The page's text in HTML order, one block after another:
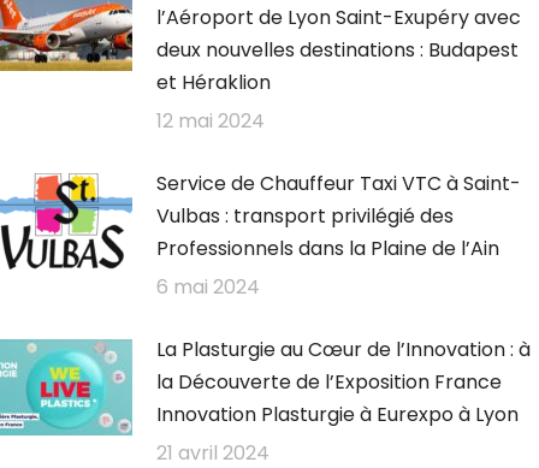
l’Aéroport de Lyon Saint-Exupéry avec
deux nouvelles destinations : Budapest
et Héraklion
12 mai 2024
Service de Chauffeur Taxi VTC à Saint-
Vulbas : transport privilégié des
Professionnels dans la Plaine de l’Ain
6 mai 2024
La Plasturgie au Cœur de l’Innovation : à
la Découverte de l’Exposition France
Innovation Plasturgie à Eurexpo à Lyon
21 avril 2024